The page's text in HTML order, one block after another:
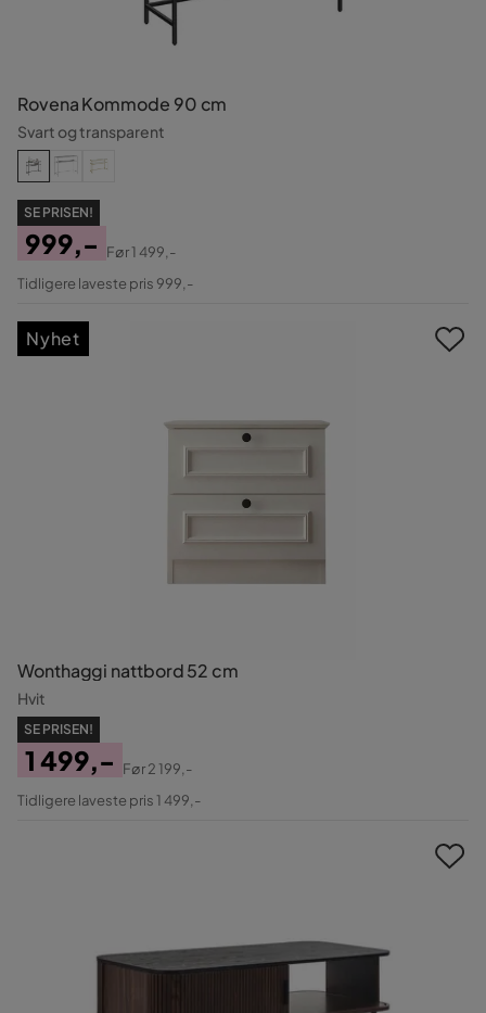
Rovena Kommode 90 cm
Svart og transparent
SE PRISEN!
Pris
999,-
Original
Før1 499,-
Tidligere laveste pris 999,-
Wonthaggi nattbord 52 cm
Hvit
SE PRISEN!
Pris
1 499,-
Original
Før2 199,-
Tidligere laveste pris 1 499,-
Nyhet